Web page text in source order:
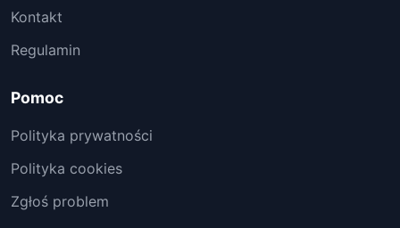
Kontakt
Regulamin
Pomoc
Polityka prywatności
Polityka cookies
Zgłoś problem